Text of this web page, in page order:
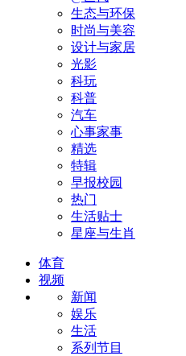
生态与环保
时尚与美容
设计与家居
光影
科玩
科普
汽车
心事家事
精选
特辑
早报校园
热门
生活贴士
星座与生肖
体育
视频
新闻
娱乐
生活
系列节目